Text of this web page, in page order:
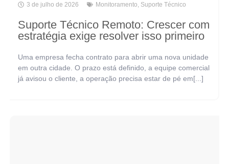
3 de julho de 2026 Monitoramento Suporte Técnico
Suporte Técnico Remoto: Crescer com
estratégia exige resolver isso primeiro
Uma empresa fecha contrato para abrir uma nova unidade
em outra cidade. O prazo está definido, a equipe comercial
já avisou o cliente, a operação precisa estar de pé em[...]